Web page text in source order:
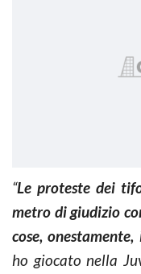
“Le proteste dei
metro di giudizio
cose,
ho giocato nella